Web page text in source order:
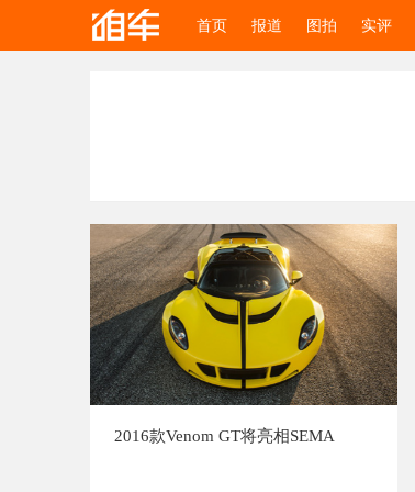
首页 报道 图拍 实评
2016款Venom GT将亮相SEMA